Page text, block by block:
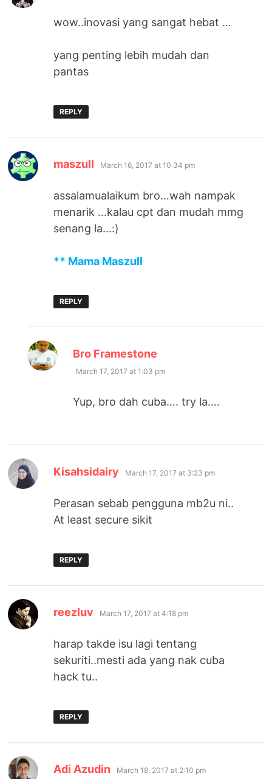
wow..inovasi yang sangat hebat …
yang penting lebih mudah dan
pantas
REPLY
maszull says:
March 16, 2017 at 10:34 pm
assalamualaikum bro…wah nampak
menarik …kalau cpt dan mudah mmg
senang la…:)
** Mama Maszull
REPLY
Bro Framestone
March 17, 2017 at 1:03 pm
Yup, bro dah cuba…. try la….
Kisahsidairy says:
March 17, 2017 at 3:23 pm
Perasan sebab pengguna mb2u ni..
At least secure sikit
REPLY
reezluv says:
March 17, 2017 at 4:18 pm
harap takde isu lagi tentang
sekuriti..mesti ada yang nak cuba
hack tu..
REPLY
Adi Azudin says:
March 18, 2017 at 2:10 pm